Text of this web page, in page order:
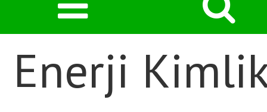
Enerji